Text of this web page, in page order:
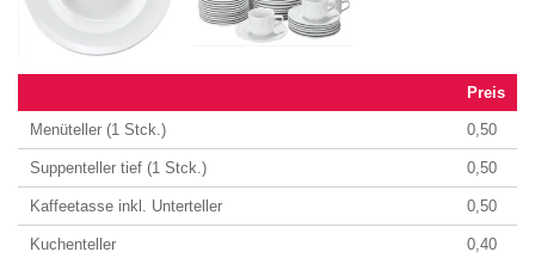
Preis
Menüteller (1 Stck.) 0,50
Suppenteller tief (1 Stck.) 0,50
Kaffeetasse inkl. Unterteller 0,50
Kuchenteller 0,40